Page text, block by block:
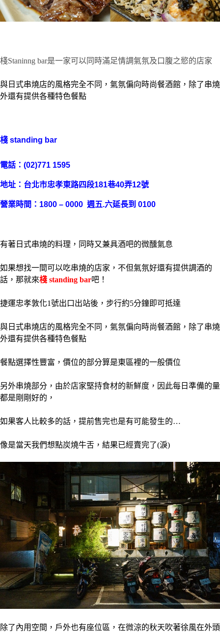
棧Staninng bar是一家可以同時滿足情調氣氛及口腹之慾的店家
與日式串燒店的風格完全不同，氣氛偏向時尚餐酒館，除了串燒
外還有提供各種特色餐點
棧 standing bar
電話：(02)771 1595
地址：台北市忠孝東路四段181巷40弄12號
營業時間：1800 – 0000 週五.六延長到 0100
有著日式串燒的料理，同時又兼具酒吧的微醺氣息
如果想找一間可以吃串燒的店家，不但氣氛好還有提供調酒的
話，那就來棧 standing bar吧！
捷運忠孝敦化1號出口出站後，步行約5分鐘即可抵達
與日式串燒店的風格完全不同，氣氛偏向時尚餐酒館，除了串燒
外還有提供各種特色餐點
餐點選擇性豐富，價位的部分算是東區裡的一般價位
另外串燒部分，由於店家堅持食材的新鮮度，因此每日準備的量
都是剛剛好的，
如果客人比較多的話，提前售完也是有可能發生的…
像是當天我們想點炭燒牛舌，結果已經賣完了(淚)
除了內用空間，戶外也有座位區，在微涼的秋天吹著徐風在外頭